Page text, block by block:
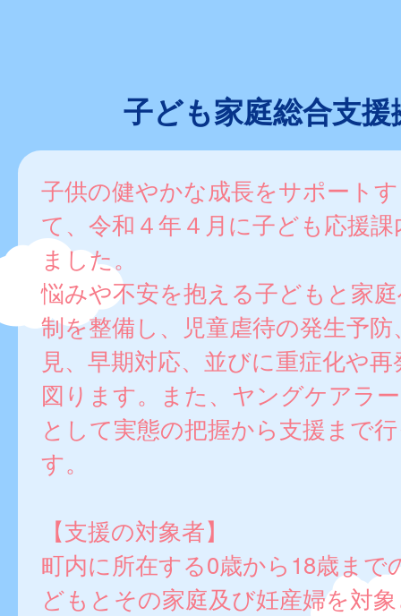
子ども家庭総合支援
子供の健やかな成長をサポート
て、令和４年４月に子ども応援
ました。
悩みや不安を抱える子どもと家
制を整備し、児童虐待の発生予防
見、早期対応、並びに重症化や
図ります。また、ヤングケアラ
として実態の把握から支援まで
す。
【支援の対象者】
町内に所在する0歳から18歳まで
どもとその家庭及び妊産婦を対